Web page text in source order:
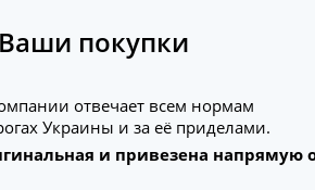
покупки
отвечает всем нормам
Украины и за её приделами.
и привезена напрямую